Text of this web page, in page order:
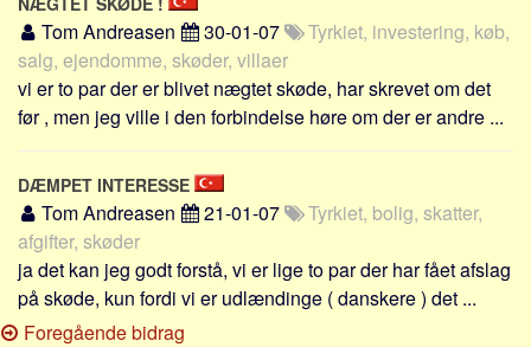
Tom Andreasen 30-01-07
Tyrkiet, investering, køb,
salg, ejendomme, skøder, villaer
vi er to par der er blivet nægtet skøde, har skrevet om det
før , men jeg ville i den forbindelse høre om der er andre ...
DÆMPET INTERESSE
Tom Andreasen 21-01-07
Tyrkiet, bolig, skatter,
afgifter, skøder
ja det kan jeg godt forstå, vi er lige to par der har fået afslag
på skøde, kun fordi vi er udlændinge ( danskere ) det ...
Foregående bidrag